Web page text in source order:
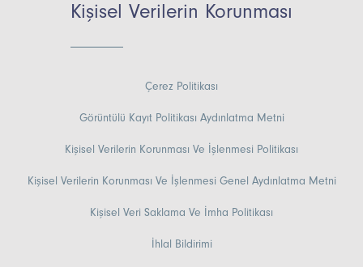
Kişisel Verilerin Korunması
Çerez Politikası
Görüntülü Kayıt Politikası Aydınlatma Metni
Kişisel Verilerin Korunması Ve İşlenmesi Politikası
Kişisel Verilerin Korunması Ve İşlenmesi Genel Aydınlatma Metni
Kişisel Veri Saklama Ve İmha Politikası
İhlal Bildirimi